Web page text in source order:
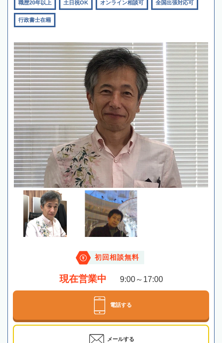
職歴20年以上 土日祝OK オンライン相談可 全国出張対応可
行政書士在籍
初回相談無料
現在営業中 9:00～17:00
電話する
メールする